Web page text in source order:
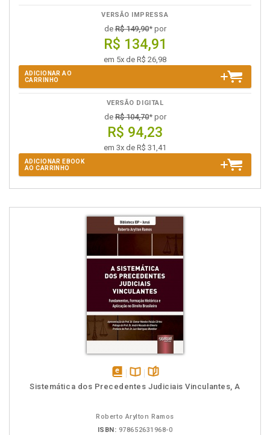
VERSÃO IMPRESSA
deR$ 149,90* por
R$ 134,91
em 5x de R$ 26,98
ADICIONAR AO
CARRINHO
VERSÃO DIGITAL
deR$ 104,70* por
R$ 94,23
em 3x de R$ 31,41
ADICIONAR EBOOK
AO CARRINHO
disponívelDisponível
páginas
Sistemática dos Precedentes Judiciais Vinculantes, A
Roberto Arylton Ramos
ISBN: 978652631968-0